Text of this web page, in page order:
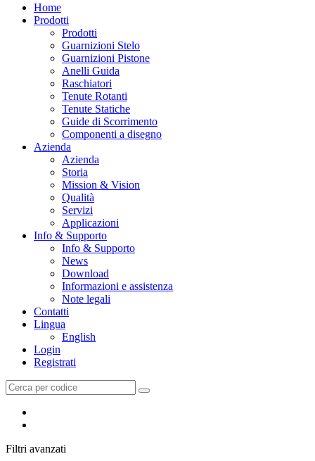
Home
Prodotti
Prodotti
Guarnizioni Stelo
Guarnizioni Pistone
Anelli Guida
Raschiatori
Tenute Rotanti
Tenute Statiche
Guide di Scorrimento
Componenti a disegno
Azienda
Azienda
Storia
Mission & Vision
Qualità
Servizi
Applicazioni
Info & Supporto
Info & Supporto
News
Download
Informazioni e assistenza
Note legali
Contatti
Lingua
English
Login
Registrati
Filtri avanzati